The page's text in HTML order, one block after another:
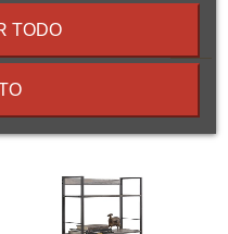
En La
TODO